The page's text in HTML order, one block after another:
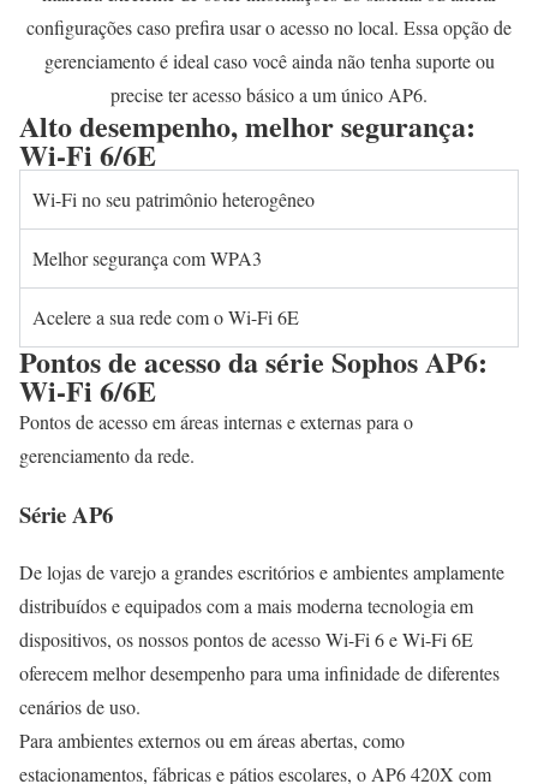
configurações caso prefira usar o acesso no local. Essa opção de
gerenciamento é ideal caso você ainda não tenha suporte ou
precise ter acesso básico a um único AP6.
Alto desempenho, melhor segurança:
Wi-Fi 6/6E
Wi-Fi no seu patrimônio heterogêneo
Melhor segurança com WPA3
Acelere a sua rede com o Wi-Fi 6E
Pontos de acesso da série Sophos AP6:
Wi-Fi 6/6E
Pontos de acesso em áreas internas e externas para o
gerenciamento da rede.
Série AP6
De lojas de varejo a grandes escritórios e ambientes amplamente
distribuídos e equipados com a mais moderna tecnologia em
dispositivos, os nossos pontos de acesso Wi-Fi 6 e Wi-Fi 6E
oferecem melhor desempenho para uma infinidade de diferentes
cenários de uso.
Para ambientes externos ou em áreas abertas, como
estacionamentos, fábricas e pátios escolares, o AP6 420X com